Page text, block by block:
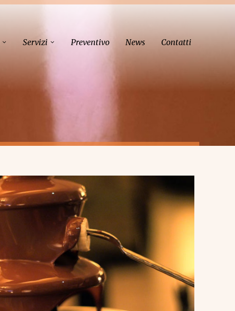
Servizi Preventivo News Contatti